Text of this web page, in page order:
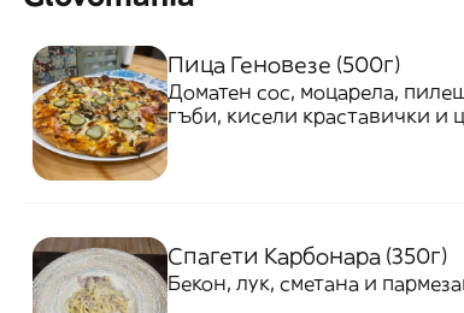
Пица Геновезе (500г)
Доматен сос, моцарела,
гъби, кисели краставички и
Спагети Карбонара (350г)
Бекон, лук, сметана и